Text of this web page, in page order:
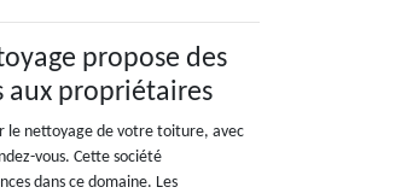
propose des
aux propriétaires
le nettoyage de votre toiture, avec
vous. Cette société
dans ce domaine. Les